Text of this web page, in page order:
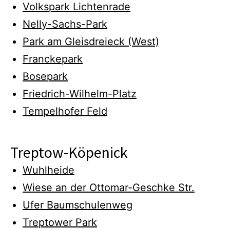
Volkspark Lichtenrade
Nelly-Sachs-Park
Park am Gleisdreieck (West)
Franckepark
Bosepark
Friedrich-Wilhelm-Platz
Tempelhofer Feld
Treptow-Köpenick
Wuhlheide
Wiese an der Ottomar-Geschke Str.
Ufer Baumschulenweg
Treptower Park